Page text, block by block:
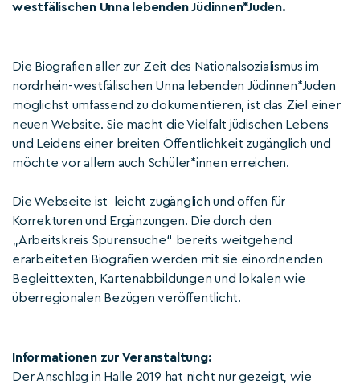
westfälischen Unna lebenden Jüdinnen*Juden.
Die Biografien aller zur Zeit des Nationalsozialismus im
nordrhein-westfälischen Unna lebenden Jüdinnen*Juden
möglichst umfassend zu dokumentieren, ist das Ziel einer
neuen Website. Sie macht die Vielfalt jüdischen Lebens
und Leidens einer breiten Öffentlichkeit zugänglich und
möchte vor allem auch Schüler*innen erreichen.
Die Webseite ist leicht zugänglich und offen für
Korrekturen und Ergänzungen. Die durch den
„Arbeitskreis Spurensuche“ bereits weitgehend
erarbeiteten Biografien werden mit sie einordnenden
Begleittexten, Kartenabbildungen und lokalen wie
überregionalen Bezügen veröffentlicht.
Informationen zur Veranstaltung:
Der Anschlag in Halle 2019 hat nicht nur gezeigt, wie